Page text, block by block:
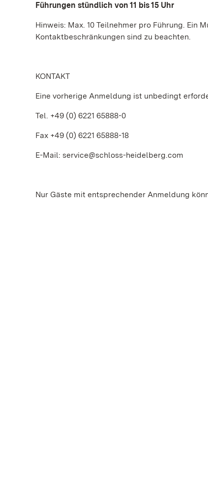
Führungen stündlich von 11 bis 15 Uhr
Hinweis: Max. 10 Teilnehmer pro Führung. Ein
Kontaktbeschränkungen sind zu beachten.
KONTAKT
Eine vorherige Anmeldung ist unbedingt
Tel. +49 (0) 6221 65888-0
Fax +49 (0) 6221 65888-18
E-Mail: service@schloss-heidelberg.com
Nur Gäste mit entsprechender Anmeldung